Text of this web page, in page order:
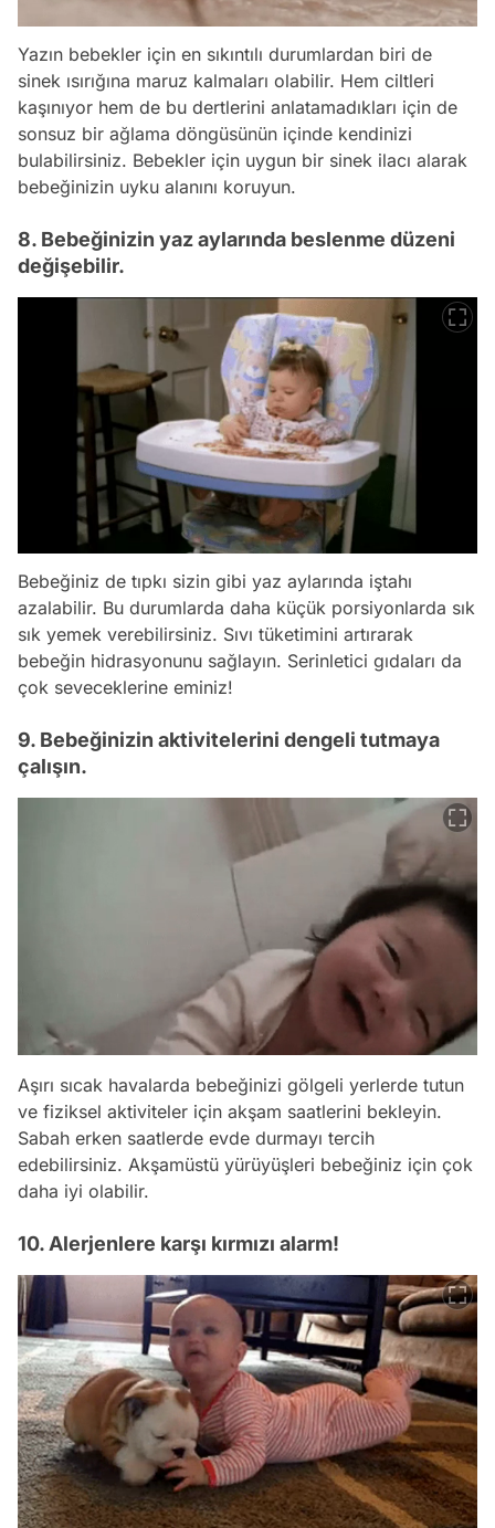
Yazın bebekler için en sıkıntılı durumlardan biri de
sinek ısırığına maruz kalmaları olabilir. Hem ciltleri
kaşınıyor hem de bu dertlerini anlatamadıkları için de
sonsuz bir ağlama döngüsünün içinde kendinizi
bulabilirsiniz. Bebekler için uygun bir sinek ilacı alarak
bebeğinizin uyku alanını koruyun.
8. Bebeğinizin yaz aylarında beslenme düzeni
değişebilir.
Bebeğiniz de tıpkı sizin gibi yaz aylarında iştahı
azalabilir. Bu durumlarda daha küçük porsiyonlarda sık
sık yemek verebilirsiniz. Sıvı tüketimini artırarak
bebeğin hidrasyonunu sağlayın. Serinletici gıdaları da
çok seveceklerine eminiz!
9. Bebeğinizin aktivitelerini dengeli tutmaya
çalışın.
Aşırı sıcak havalarda bebeğinizi gölgeli yerlerde tutun
ve fiziksel aktiviteler için akşam saatlerini bekleyin.
Sabah erken saatlerde evde durmayı tercih
edebilirsiniz. Akşamüstü yürüyüşleri bebeğiniz için çok
daha iyi olabilir.
10. Alerjenlere karşı kırmızı alarm!